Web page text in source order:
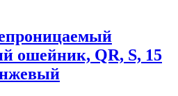
ошейник, QR, S, 15